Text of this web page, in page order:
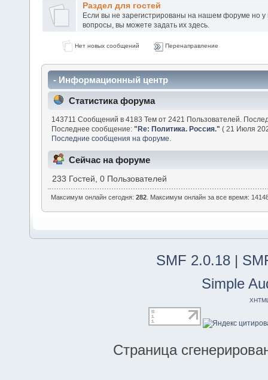
Раздел для гостей
Если вы не зарегистрированы на нашем форуме но у
вопросы, вы можете задать их здесь.
Нет новых сообщений Перенаправление
- Информационный центр
Статистика форума
143711 Сообщений в 4183 Тем от 2421 Пользователей.
Последнее сообщение:"Re: Политика. Россия." ( 21 Июля
Последние сообщения на форуме.
Сейчас на форуме
233 Гостей, 0 Пользователей
Максимум онлайн сегодня:282 . Максимум онлайн за все время:
SMF 2.0.18 |
Simple
Страница